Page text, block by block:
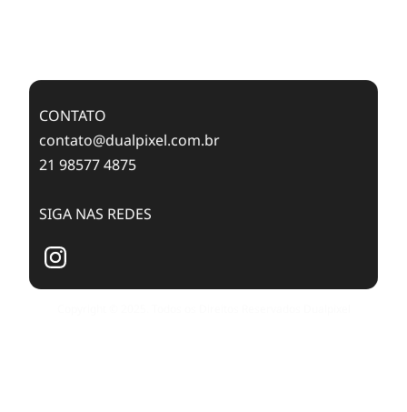
CONTATO
contato@dualpixel.com.br
21 98577 4875
SIGA NAS REDES